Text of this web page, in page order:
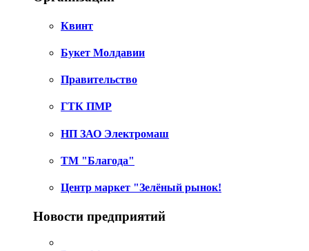
Квинт
Букет Молдавии
Правительство
ГТК ПМР
НП ЗАО Электромаш
ТМ "Благода"
Центр маркет "Зелёный рынок!
Новости предприятий